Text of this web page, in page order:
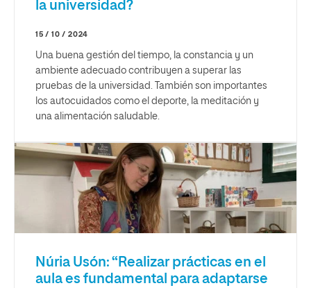
la universidad?
15 / 10 / 2024
Una buena gestión del tiempo, la constancia y un
ambiente adecuado contribuyen a superar las
pruebas de la universidad. También son importantes
los autocuidados como el deporte, la meditación y
una alimentación saludable.
Núria Usón: “Realizar prácticas en el
aula es fundamental para adaptarse